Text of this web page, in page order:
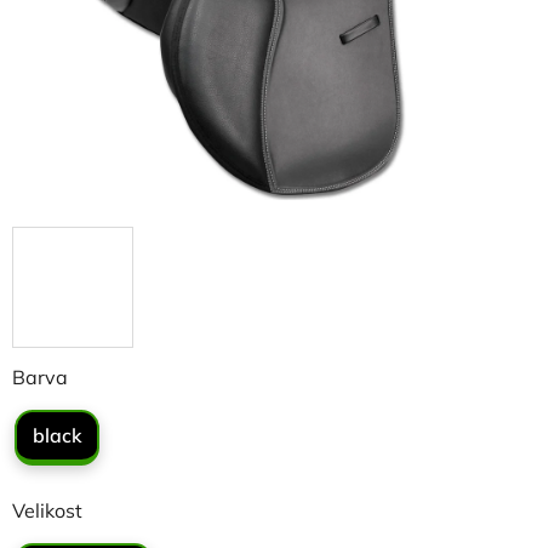
Barva
black
Velikost